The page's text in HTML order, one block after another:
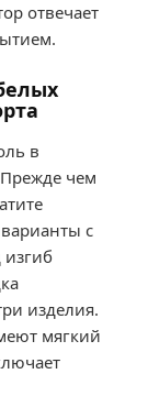
отвечает
в
чем
с
изгиб
изделия.
мягкий